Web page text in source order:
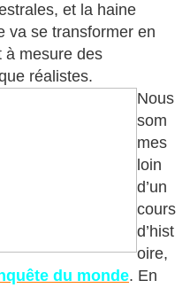
et la haine
va se transformer en
à mesure des
réalistes.
Nous
som
mes
loin
d’un
cours
d’hist
oire,
du monde. En